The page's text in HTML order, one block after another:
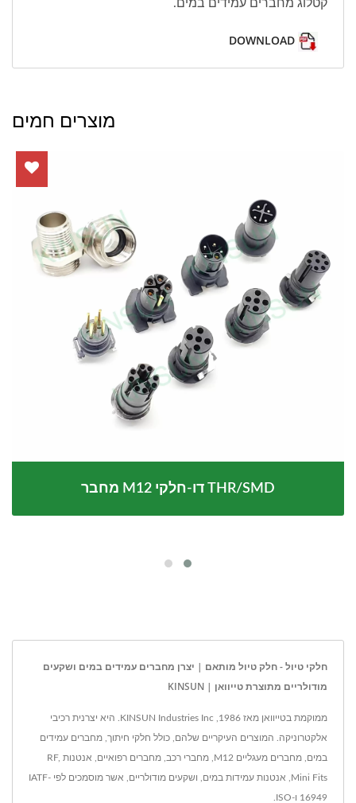
קטלוג מחברים עמידים במים.
מוצרים חמים
מחבר M12 דו-חלקי THR/SMD
חלקי טיול - חלק טיול מותאם | יצרן מחברים עמידים במים ושקעים
מודולריים מתוצרת טייוואן | KINSUN
ממוקמת בטייוואן מאז 1986, KINSUN Industries Inc. היא יצרנית רכיבי
אלקטרוניקה. המוצרים העיקריים שלהם, כולל חלקי חיתוך, מחברים עמידים
במים, מחברים מעגליים M12, מחברי רכב, מחברים רפואיים, אנטנות RF,
Mini Fits, אנטנות עמידות במים, ושקעים מודולריים, אשר מוסמכים לפי IATF-
16949 ו-ISO.